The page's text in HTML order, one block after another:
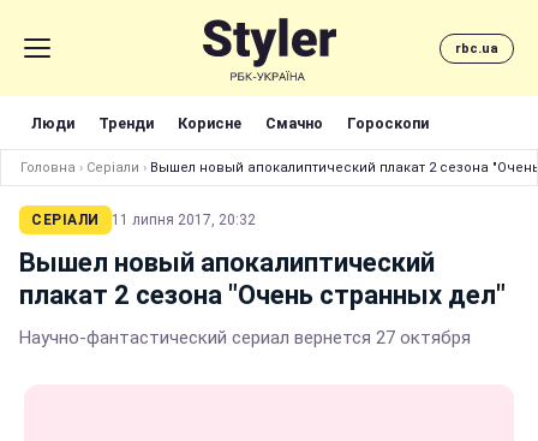
rbc.ua
Люди Тренди Корисне Смачно Гороскопи
Головна › Серіали › Вышел новый апокалиптический плакат 2 сезона
СЕРІАЛИ 11 липня 2017, 20:32
Вышел новый апокалиптический
плакат 2 сезона "Очень странных дел"
Научно-фантастический сериал вернется 27 октября